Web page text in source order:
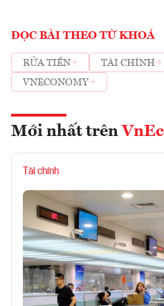
ĐỌC BÀI THEO TỪ KHOÁ
RỬA TIỀN TÀI CHÍNH
VNECONOMY
Mới nhất trên
Tài chính